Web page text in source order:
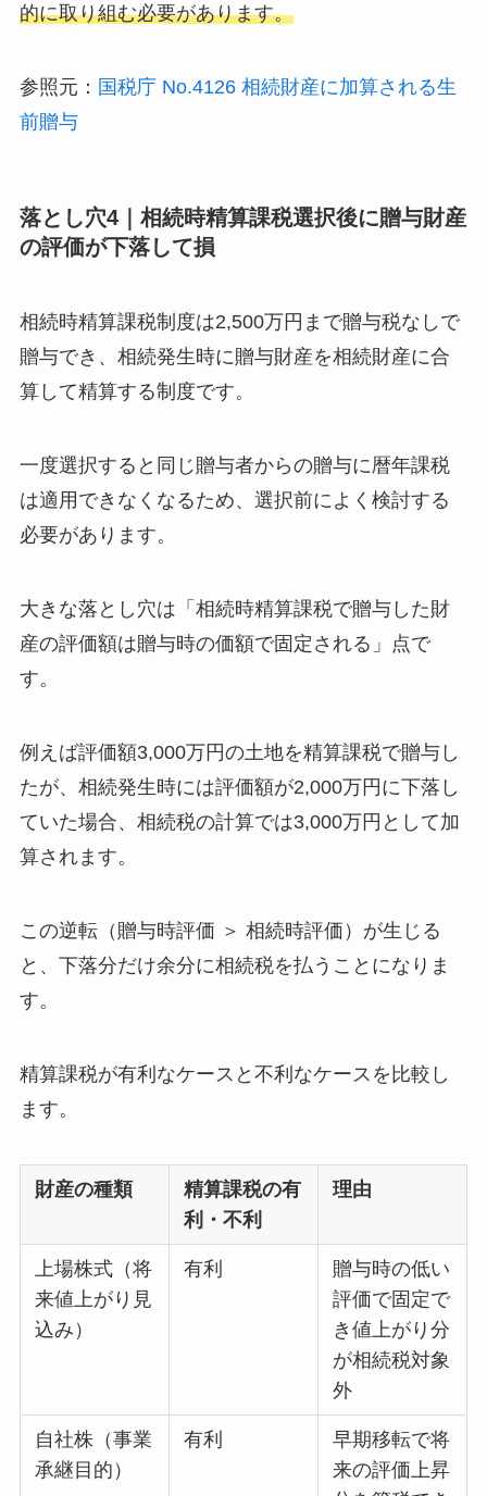
的に取り組む必要があります。
参照元： 国税庁 No.4126 相続財産に加算される生
前贈与
落とし穴4｜相続時精算課税選択後に贈与財産
の評価が下落して損
相続時精算課税制度は2,500万円まで贈与税なしで
贈与でき、相続発生時に贈与財産を相続財産に合
算して精算する制度です。
一度選択すると同じ贈与者からの贈与に暦年課税
は適用できなくなるため、選択前によく検討する
必要があります。
大きな落とし穴は「相続時精算課税で贈与した財
産の評価額は贈与時の価額で固定される」点で
す。
例えば評価額3,000万円の土地を精算課税で贈与し
たが、相続発生時には評価額が2,000万円に下落し
ていた場合、相続税の計算では3,000万円として加
算されます。
この逆転（贈与時評価 ＞ 相続時評価）が生じる
と、下落分だけ余分に相続税を払うことになりま
す。
精算課税が有利なケースと不利なケースを比較し
ます。
財産の種類
精算課税の有
利・不利
理由
上場株式（将
来値上がり見
込み）
有利
贈与時の低い
評価で固定で
き値上がり分
が相続税対象
外
自社株（事業
承継目的）
有利
早期移転で将
来の評価上昇